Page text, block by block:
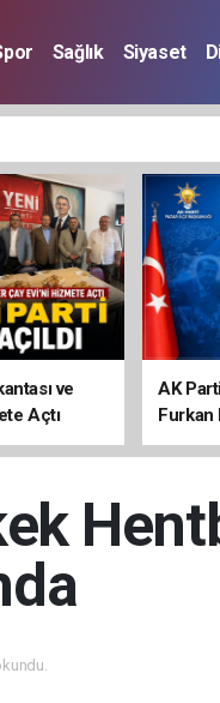
Sağlık Siyaset
ve
Açtı
AK
Furkan